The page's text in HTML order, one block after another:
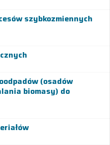
szybkozmiennych
(osadów
biomasy) do